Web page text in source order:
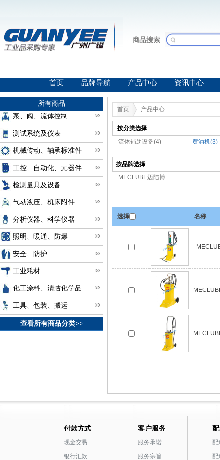
商品搜索
首页 品牌导航 产品中心 资讯中心
所有商品
泵、阀、流体控制
测试系统及仪表
机械传动、轴承标准件
工控、自动化、元器件
检测量具及设备
气动液压、机床附件
分析仪器、科学仪器
照明、暖通、防爆
安全、防护
工业耗材
化工涂料、清洁化学品
工具、包装、搬运
查看所有商品分类>>
首页 产品中心
按分类选择
流体辅助设备(4)
黄油机(3)
按品牌选择
MECLUBE迈陆博
选择 名称
付款方式
现金交易
银行汇款
客户服务
服务承诺
服务宗旨
配
配